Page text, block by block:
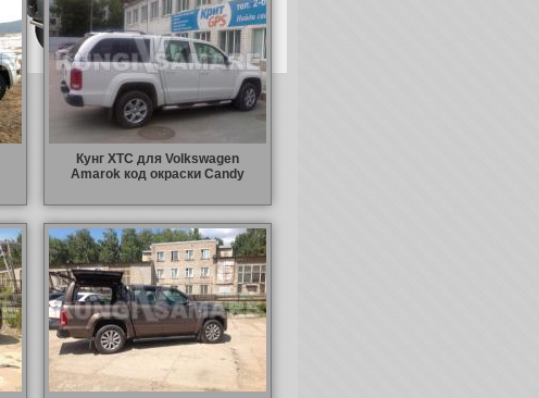
Кунг XTC для Volkswagen
Amarok код окраски Candy